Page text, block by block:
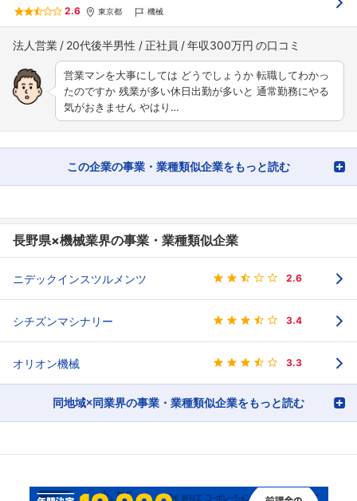
2.6 東京都 機械
法人営業 20代後半男性 正社員 年収300万円
営業マンを大事にしては どうでしょうか 転職してわかっ
たのですか 残業が多い休日出勤が多いと 通常勤務にやる
気がおきません やはり…
この企業の事業・業種類似企業をもっと読む
長野県×機械業界の事業・業種類似企業
ニデックインスツルメンツ 2.6
シチズンマシナリー 3.4
オリオン機械 3.3
同地域×同業界の事業・業種類似企業をもっと読む